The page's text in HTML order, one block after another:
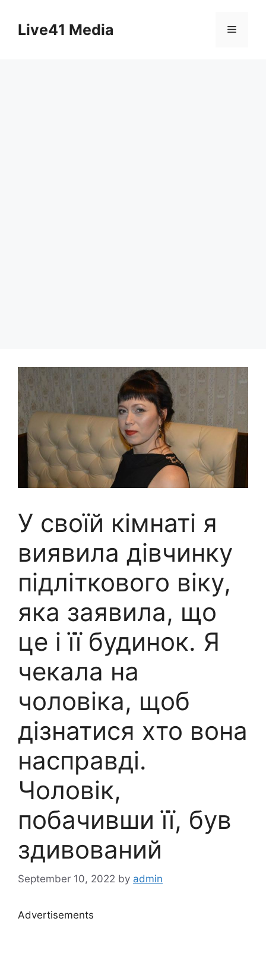
contentLive41 Media Menu
У своїй кімнаті я
виявила дівчинку
підліткового віку,
яка заявила, що
це і її будинок. Я
чекала на
чоловіка, щоб
дізнатися хто вона
насправді.
Чоловік,
побачивши її, був
здивований
September 10, 2022 by admin
Advertisements